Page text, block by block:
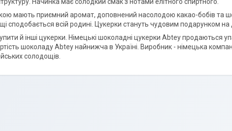
мають приємний аромат, доповнений насолодою какао-бобів та
сподобається всій родині. Цукерки стануть чудовим подарунком
й інші цукерки. Німецькі шоколадні цукерки Abtey продаються
шоколаду Abtey найнижча в Україні. Виробник - німецька
солодощів.